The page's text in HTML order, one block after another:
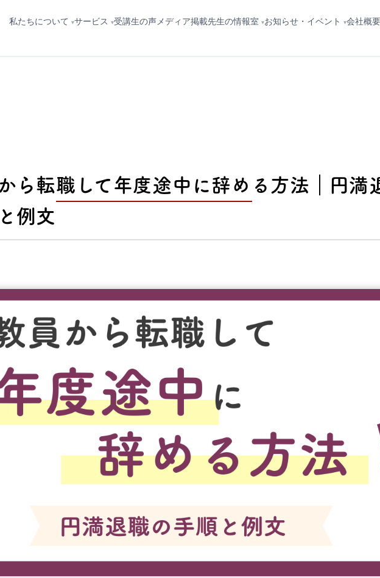
私たちについて サービス 受講生の声メディア掲載先生の情報室 お知らせ・イベント 会社概要
ら転職して年度途中に辞める方法｜円満
例文